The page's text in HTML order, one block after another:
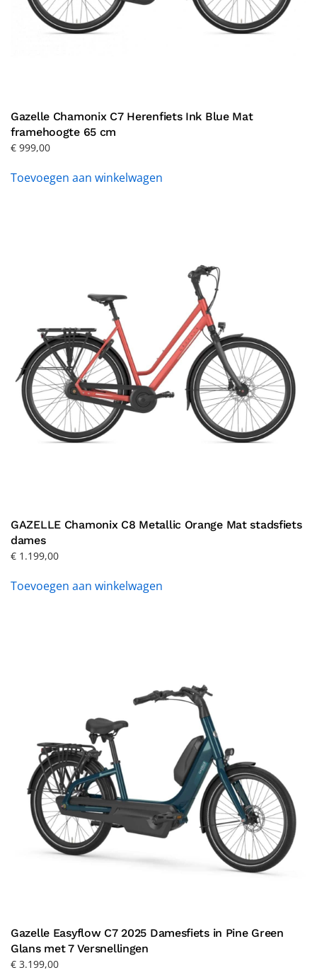
Gazelle Chamonix C7 Herenfiets Ink Blue Mat
framehoogte 65 cm
€ 999,00
Toevoegen aan winkelwagen
GAZELLE Chamonix C8 Metallic Orange Mat stadsfiets
dames
€ 1.199,00
Toevoegen aan winkelwagen
Gazelle Easyflow C7 2025 Damesfiets in Pine Green
Glans met 7 Versnellingen
€ 3.199,00